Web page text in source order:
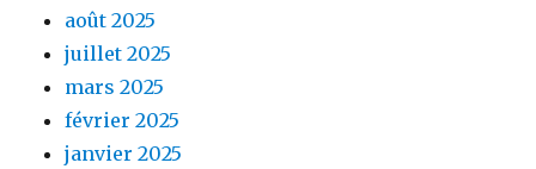
août 2025
juillet 2025
mars 2025
février 2025
janvier 2025